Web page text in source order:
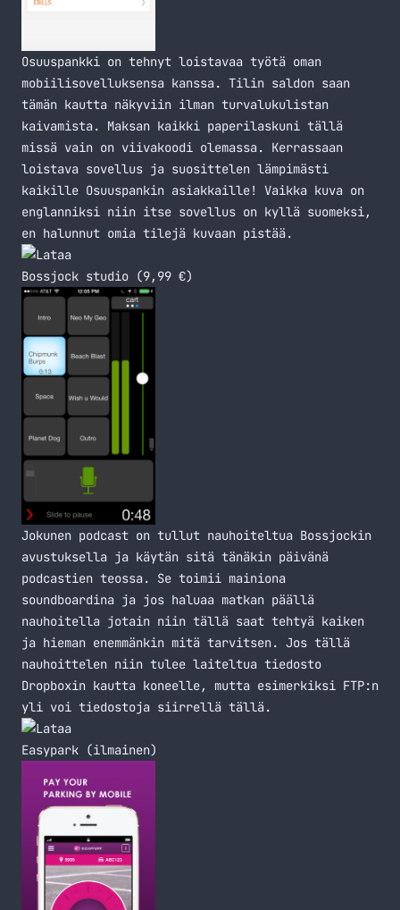
Osuuspankki on tehnyt loistavaa työtä oman
mobiilisovelluksensa kanssa. Tilin saldon saan
tämän kautta näkyviin ilman turvalukulistan
kaivamista. Maksan kaikki paperilaskuni tällä
missä vain on viivakoodi olemassa. Kerrassaan
loistava sovellus ja suosittelen lämpimästi
kaikille Osuuspankin asiakkaille! Vaikka kuva on
englanniksi niin itse sovellus on kyllä suomeksi,
en halunnut omia tilejä kuvaan pistää.
Bossjock studio (9,99 €)
Jokunen podcast on tullut nauhoiteltua Bossjockin
avustuksella ja käytän sitä tänäkin päivänä
podcastien teossa. Se toimii mainiona
soundboardina ja jos haluaa matkan päällä
nauhoitella jotain niin tällä saat tehtyä kaiken
ja hieman enemmänkin mitä tarvitsen. Jos tällä
nauhoittelen niin tulee laiteltua tiedosto
Dropboxin kautta koneelle, mutta esimerkiksi FTP:n
yli voi tiedostoja siirrellä tällä.
Easypark (ilmainen)